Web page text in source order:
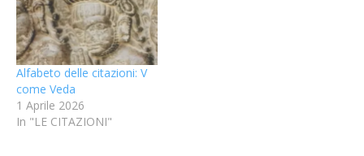
Alfabeto delle citazioni: V
come Veda
1 Aprile 2026
In "LE CITAZIONI"